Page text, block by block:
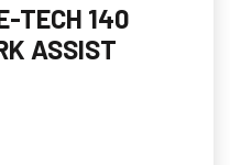
TECH 140
ASSIST